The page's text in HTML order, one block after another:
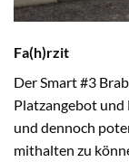
Fa(h)rzit
Der Smart #3
Platzangebot und
und dennoch
mithalten zu